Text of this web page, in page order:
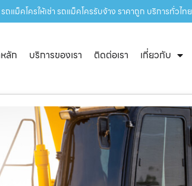
แม็คโครให้เช่า รถแม็คโครรับจ้าง ราคาถูก บริการทั่วไทย
ลัก บริการของเรา ติดต่อเรา เกี่ยวกับ